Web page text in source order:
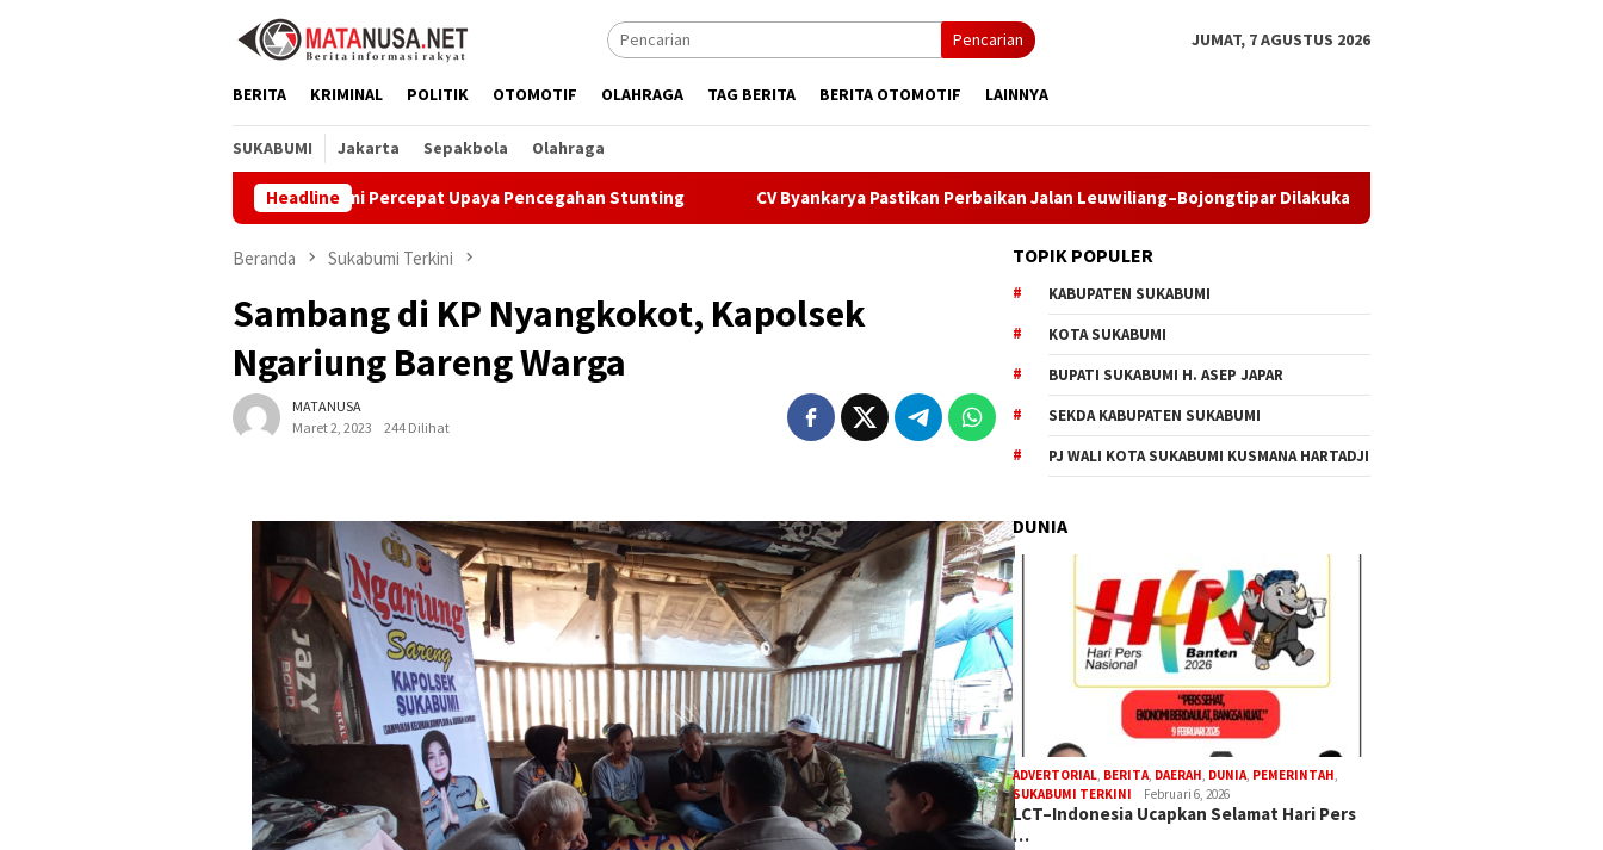
Pencarian JUMAT, 7 AGUSTUS 2026
BERITA KRIMINAL POLITIK OTOMOTIF OLAHRAGA TAG BERITA BERITA OTOMOTIF LAINNYA
SUKABUMI Jakarta Sepakbola Olahraga
Headline
GEMA Sehat, Dppkb Sukabumi Percepat Upaya Pencegahan Stunting CV Byankarya Pastikan Perbaikan Jalan Leuwiliang–Bojongtipar Dilakukan Selama Masa Perawatan
Beranda Sukabumi Terkini
Sambang di KP Nyangkokot, Kapolsek
Ngariung Bareng Warga
MATANUSA
Maret 2, 2023
244 Dilihat
TOPIK POPULER
KABUPATEN SUKABUMI
KOTA SUKABUMI
BUPATI SUKABUMI H. ASEP JAPAR
SEKDA KABUPATEN SUKABUMI
PJ WALI KOTA SUKABUMI KUSMANA HARTADJI
DUNIA
ADVERTORIAL BERITA DAERAH DUNIA PEMERINTAH
SUKABUMI TERKINI
Februari 6, 2026
LCT–Indonesia Ucapkan Selamat Hari Pers
…